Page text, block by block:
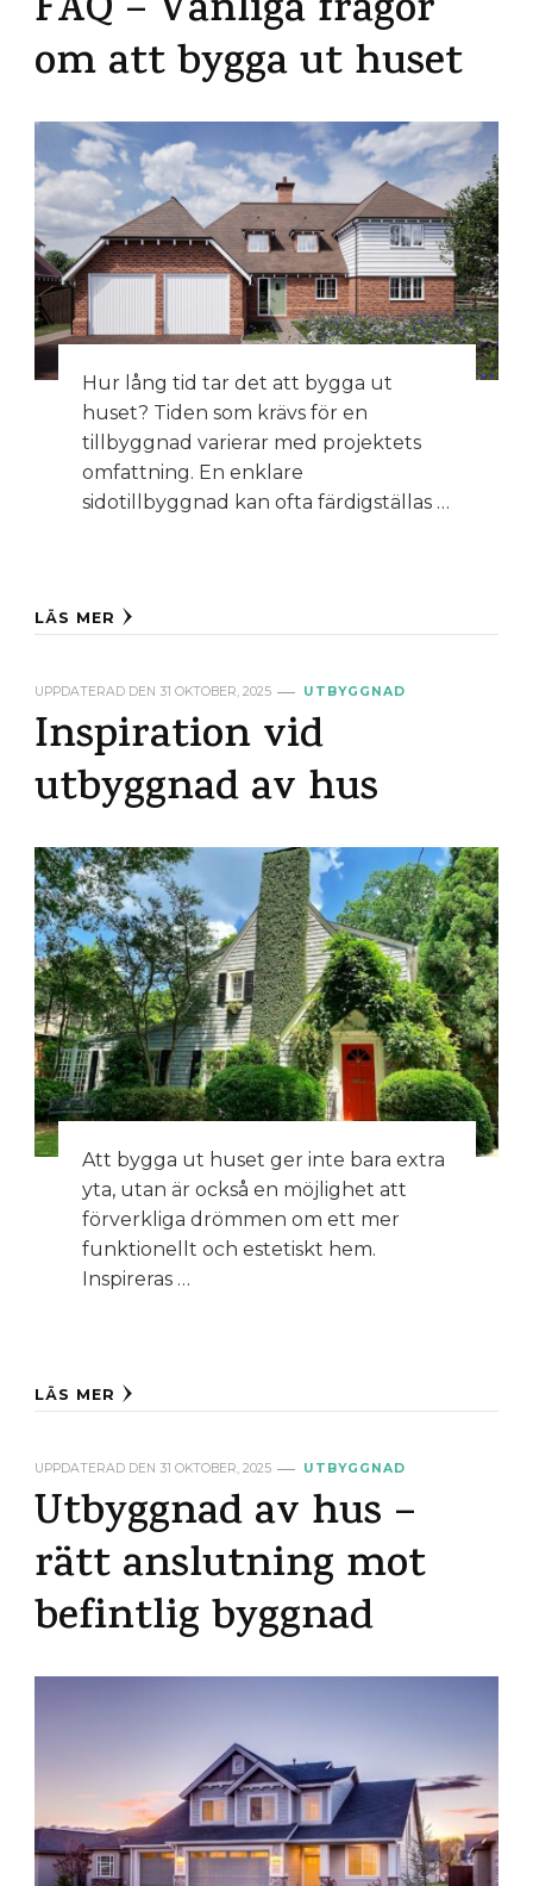
om att bygga ut huset
Hur lång tid tar det att bygga ut
huset? Tiden som krävs för en
tillbyggnad varierar med projektets
omfattning. En enklare
sidotillbyggnad kan ofta färdigställas …
LÄS MER
UPPDATERAD DEN 31 OKTOBER, 2025 UTBYGGNAD
Inspiration vid
utbyggnad av hus
Att bygga ut huset ger inte bara extra
yta, utan är också en möjlighet att
förverkliga drömmen om ett mer
funktionellt och estetiskt hem.
Inspireras …
LÄS MER
UPPDATERAD DEN 31 OKTOBER, 2025 UTBYGGNAD
Utbyggnad av hus –
rätt anslutning mot
befintlig byggnad